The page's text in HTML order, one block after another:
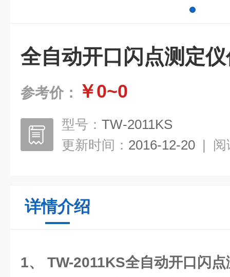
全自动开口闪点测定
参考价： ￥0~0
型号： TW-2011KS
更新时间： 2016-12-20 | 阅
详情介绍
1、 TW-2011KS全自动开口闪点